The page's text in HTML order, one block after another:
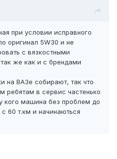
при условии исправного
оригинал 5W30 и не
с вязкостными
же как и с брендами
на ВАЗе собирают, так что
ребятам в сервис частенько
машина без проблем до
60 т.км и начинаються